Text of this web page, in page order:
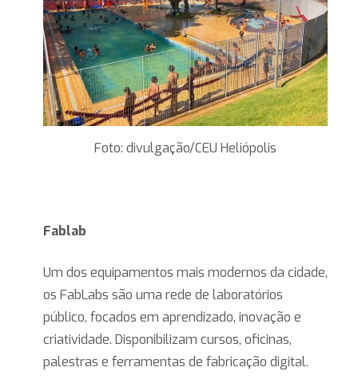
Foto: divulgação/CEU Heliópolis
Fablab
Um dos equipamentos mais modernos da cidade,
os FabLabs são uma rede de laboratórios
público, focados em aprendizado, inovação e
criatividade. Disponibilizam cursos, oficinas,
palestras e ferramentas de fabricação digital.